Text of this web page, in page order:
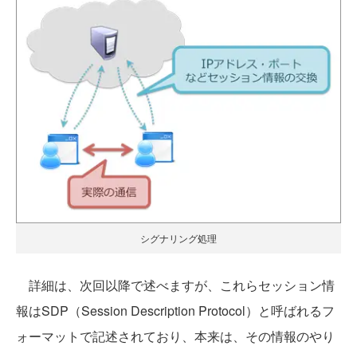
シグナリング処理
詳細は、次回以降で述べますが、これらセッション情
報はSDP（Session Description Protocol）と呼ばれるフ
ォーマットで記述されており、本来は、その情報のやり